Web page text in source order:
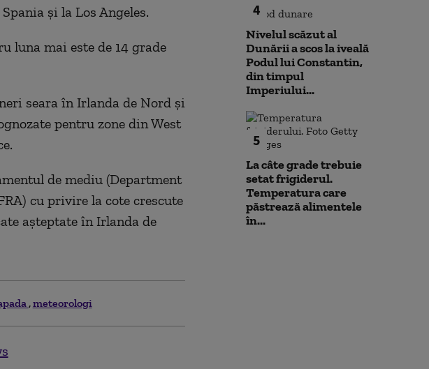
și la Los Angeles.
luna mai este de 14 grade
seara în Irlanda de Nord și
pentru zone din West
de mediu (Department
cu privire la cote crescute
așteptate în Irlanda de
meteorologi
4
Nivelul scăzut al
Dunării a scos la iveală
Podul lui Constantin,
din timpul
Imperiului...
5
La câte grade trebuie
setat frigiderul.
Temperatura care
păstrează alimentele
în...